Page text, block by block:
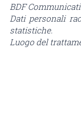
BDF
Dati personali
statistiche.
Luogo del